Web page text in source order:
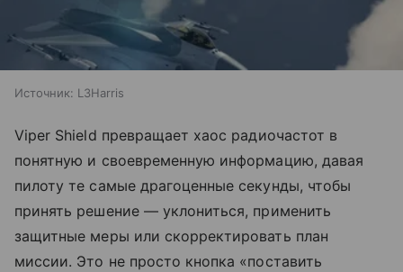
Источник: L3Harris
Viper Shield превращает хаос радиочастот в
понятную и своевременную информацию, давая
пилоту те самые драгоценные секунды, чтобы
принять решение — уклониться, применить
защитные меры или скорректировать план
миссии. Это не просто кнопка «поставить